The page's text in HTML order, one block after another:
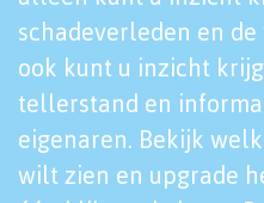
schadeverleden en
ook kunt u inzicht
tellerstand en
eigenaren. Bekijk
wilt zien en upgrade